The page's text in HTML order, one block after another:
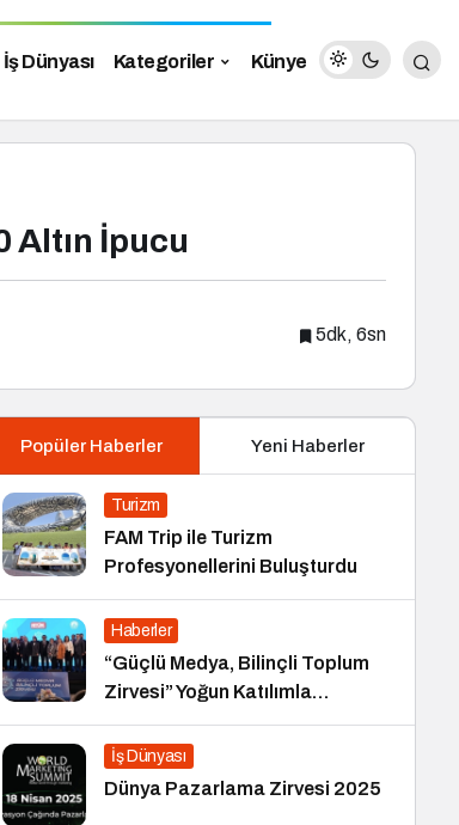
İş Dünyası Kategoriler Künye
İpucu
5dk, 6sn
Popüler Haberler Yeni Haberler
Turizm
FAM Trip ile Turizm
Profesyonellerini Buluşturdu
Haberler
“Güçlü Medya, Bilinçli Toplum
Zirvesi” Yoğun Katılımla
Gerçekleşti
İş Dünyası
Dünya Pazarlama Zirvesi 2025